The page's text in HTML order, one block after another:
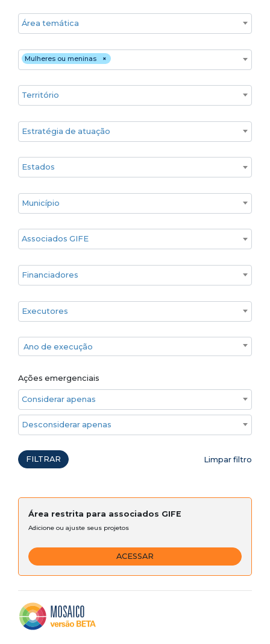
Áreas temáticas
Público ×
Mulheres ou meninas
Territórios
Estratégia de atuação
Estado
Cidade
Associados GIFE
Financiadores
Executores
Ano de execução
Ano de execução
Ações emergenciais
Considerar apenas ações emergenciais
Desconsiderar apenas ações emergenciais
FILTRAR Limpar filtro
Área restrita para associados GIFE
Adicione ou ajuste seus projetos
ACESSAR